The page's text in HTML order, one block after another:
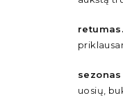
retumas.
uosių,